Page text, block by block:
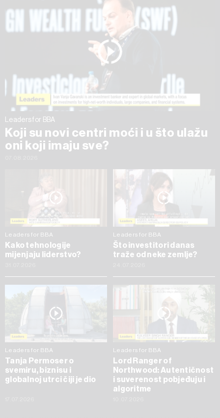
na „Prikaži detalje“. Privolu možete u bilo kojem trenutku
povući bez negativnih posljedica.
Leaders for BBA
Koji su novi centri moći i u što ulažu
oni koji imaju sve?
Leaders for BBA
Kako tehnologije
mijenjaju liderstvo?
Leaders for BBA
Što investitori danas
traže od neke zemlje?
Leaders for BBA
Tanja Permoser o
svemiru, biznisu i
globalnoj utrci čiji je dio
Leaders for BBA
Lord Ranger of
Northwood: Autentičnost
i suverenost pobjeđuju i
algoritme